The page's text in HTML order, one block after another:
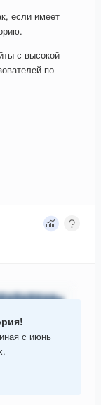
если имеет
с высокой
по
с июнь